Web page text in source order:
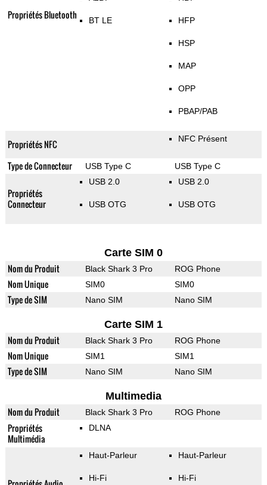
Propriétés Bluetooth BT LE HFP
HSP
MAP
OPP
PBAP/PAB
Propriétés NFC NFC Présent
Type de Connecteur USB Type C USB Type C
Propriétés
Connecteur
USB 2.0
USB OTG
USB 2.0
USB OTG
Carte SIM 0
Nom du Produit Black Shark 3 Pro ROG Phone
Nom Unique SIM0 SIM0
Type de SIM Nano SIM Nano SIM
Carte SIM 1
Nom du Produit Black Shark 3 Pro ROG Phone
Nom Unique SIM1 SIM1
Type de SIM Nano SIM Nano SIM
Multimedia
Nom du Produit Black Shark 3 Pro ROG Phone
Propriétés
Multimédia
DLNA
Haut-Parleur
Hi-Fi
Haut-Parleur
Hi-Fi